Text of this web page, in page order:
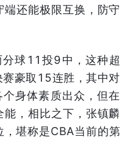
还能极限互换，防守
球11投9中，这种超
豪取15连胜，其中对
身体素质出众，但在
，相比之下，张镇麟
堪称是CBA当前的第